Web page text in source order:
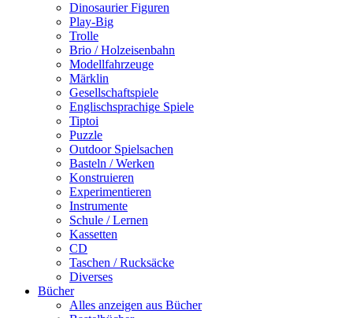
Dinosaurier Figuren
Play-Big
Trolle
Brio / Holzeisenbahn
Modellfahrzeuge
Märklin
Gesellschaftspiele
Englischsprachige Spiele
Tiptoi
Puzzle
Outdoor Spielsachen
Basteln / Werken
Konstruieren
Experimentieren
Instrumente
Schule / Lernen
Kassetten
CD
Taschen / Rucksäcke
Diverses
Bücher
Alles anzeigen aus Bücher